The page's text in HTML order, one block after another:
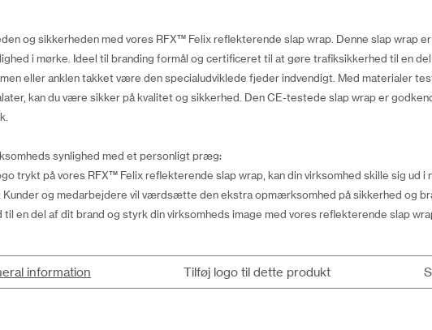
og sikkerheden med vores RFX™ Felix reflekterende slap wrap. Denne slap wrap
i mørke. Ideel til branding formål og certificeret til at gøre trafiksikkerhed til en
eller anklen takket være den specialudviklede fjeder indvendigt. Med materialer
kan du være sikker på kvalitet og sikkerhed. Den CE-testede slap wrap er
synlighed med et personligt præg:
trykt på vores RFX™ Felix reflekterende slap wrap, kan din virksomhed skille sig ud
Kunder og medarbejdere vil værdsætte den ekstra opmærksomhed på sikkerhed og
en del af dit brand og styrk din virksomheds image med vores reflekterende slap
information Tilføj logo til dette produkt